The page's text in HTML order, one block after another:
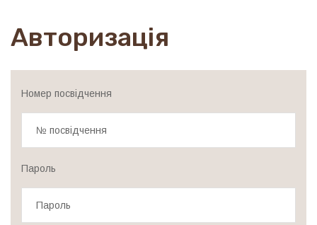
Авторизація
Номер посвідчення
Пароль